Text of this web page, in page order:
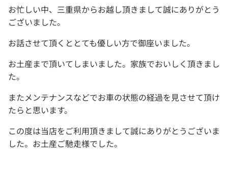
お忙しい中、三重県からお越し頂きまして誠にありがとう
ございました。
お話させて頂くととても優しい方で御座いました。
お土産まで頂いてしまいました。家族でおいしく頂きまし
た。
またメンテナンスなどでお車の状態の経過を見させて頂け
たらと思います。
この度は当店をご利用頂きまして誠にありがとうございま
した。お土産ご馳走様でした。